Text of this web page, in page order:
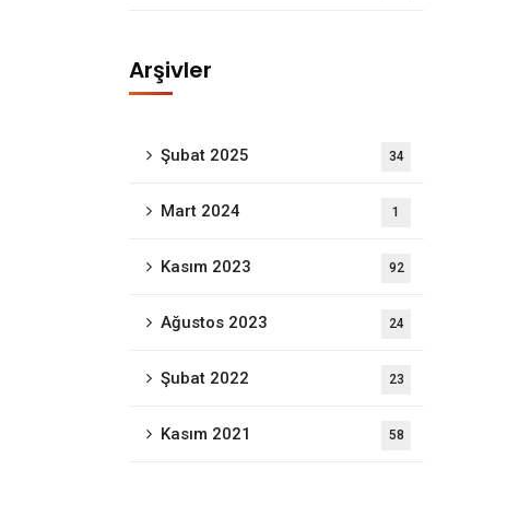
Arşivler
Şubat 2025 34
Mart 2024 1
Kasım 2023 92
Ağustos 2023 24
Şubat 2022 23
Kasım 2021 58